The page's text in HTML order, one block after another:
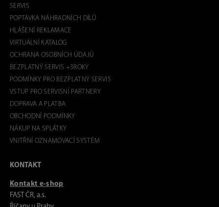
SERVIS
POPTÁVKA NÁHRADNÍCH DÍLŮ
HLÁŠENÍ REKLAMACE
VIRTUÁLNÍ KATALOG
OCHRANA OSOBNÍCH ÚDAJŮ
BEZPLATNÝ SERVIS +3ROKY
PODMÍNKY PRO BEZPLATNÝ SERVIS
VSTUP PRO SERVISNÍ PARTNERY
DOPRAVA A PLATBA
OBCHODNÍ PODMÍNKY
NÁKUP NA SPLÁTKY
VNITŘNÍ OZNAMOVACÍ SYSTÉM
KONTAKT
Kontakt e-shop
FAST ČR, a.s.